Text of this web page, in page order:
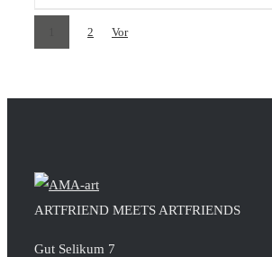
2 Vor
ARTFRIEND MEETS ARTFRIENDS
Gut Selikum 7